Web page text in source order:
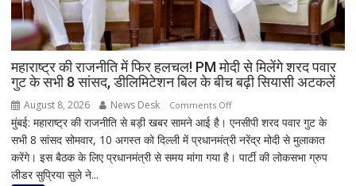
मंथन!
नितिन
नवीन
से
मुलाकात
सियासी
हलचल
महाराष्ट्र की राजनीति में फिर हलचल! PM मोदी से मिलेंगे शरद पवार
गुट के सभी 8 सांसद, डीलिमिटेशन बिल के बीच बढ़ी सियासी अटकलें
August 8, 2026 News Desk Comments Offon
महाराष्ट्र
की
राजनीति
मुंबई: महाराष्ट्र की राजनीति से बड़ी खबर सामने आई है। एनसीपी शरद पवार गुट के
सभी 8 सांसद सोमवार, 10 अगस्त को दिल्ली में प्रधानमंत्री नरेंद्र मोदी से मुलाकात
करेंगे। इस बैठक के लिए प्रधानमंत्री से समय मांगा गया है। पार्टी की लोकसभा ग्रुप
लीडर सुप्रिया सुले ने...